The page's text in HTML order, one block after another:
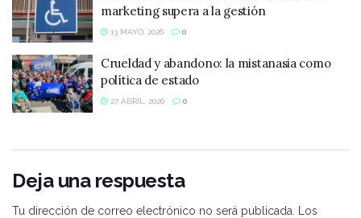
marketing supera a la gestión
13 MAYO, 2026 0
Crueldad y abandono: la mistanasia como
política de estado
27 ABRIL, 2026 0
Deja una respuesta
Tu dirección de correo electrónico no será publicada.
Los